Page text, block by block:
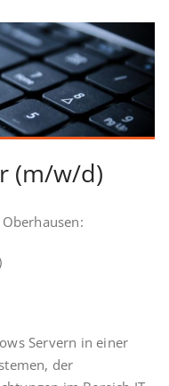
(m/w/d)
Servern in einer
der